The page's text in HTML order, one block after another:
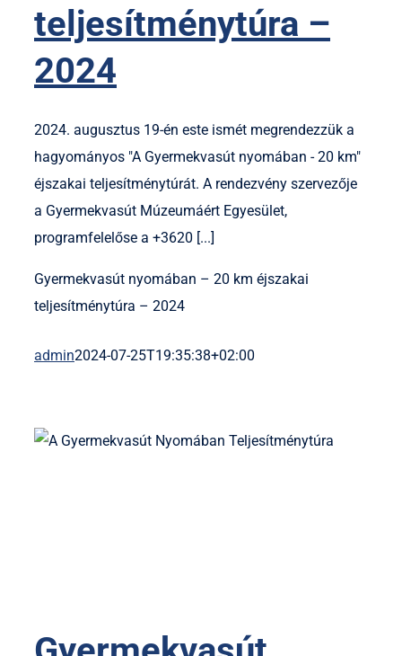
teljesítménytúra –
2024
2024. augusztus 19-én este ismét megrendezzük a
hagyományos "A Gyermekvasút nyomában - 20 km"
éjszakai teljesítménytúrát. A rendezvény szervezője
a Gyermekvasút Múzeumáért Egyesület,
programfelelőse a +3620 [...]
Gyermekvasút nyomában – 20 km éjszakai
teljesítménytúra – 2024
admin2024-07-25T19:35:38+02:00